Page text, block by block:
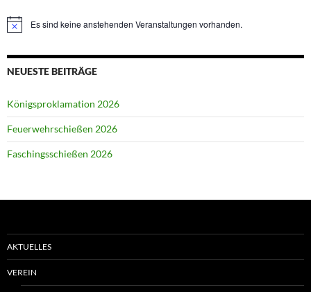
HinweisEs sind keine anstehenden Veranstaltungen vorhanden.
NEUESTE BEITRÄGE
Königsproklamation 2026
Feuerwehrschießen 2026
Faschingsschießen 2026
AKTUELLES
VEREIN